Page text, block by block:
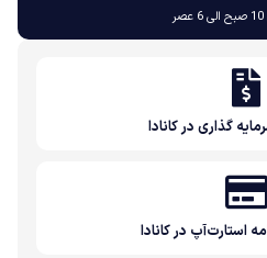
گذاری در کانادا
استارت‌آپ در کانادا